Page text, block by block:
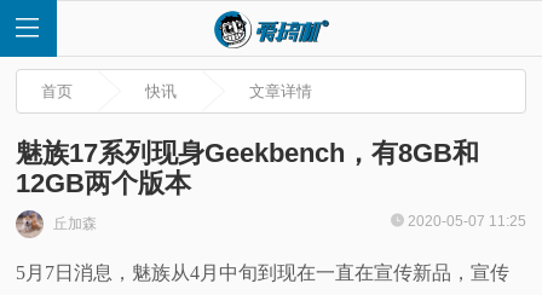
首
页
首页 快讯 文章详情
魅族17系列现身Geekbench，有8GB和
12GB两个版本
丘加森 2020-05-07 11:25
5月7日消息，魅族从4月中旬到现在一直在宣传新品，宣传